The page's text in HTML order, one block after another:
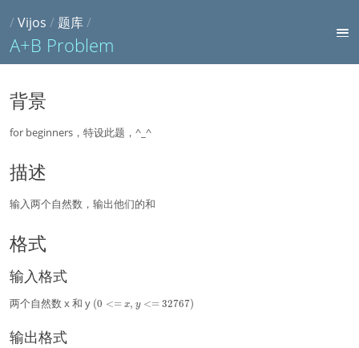
/Vijos / 题库/
A+B Problem
背景
for beginners，特设此题，^_^
描述
输入两个自然数，输出他们的和
格式
输入格式
两个自然数 x 和 y (
0
(0 <= x, y <= 32767)
输出格式